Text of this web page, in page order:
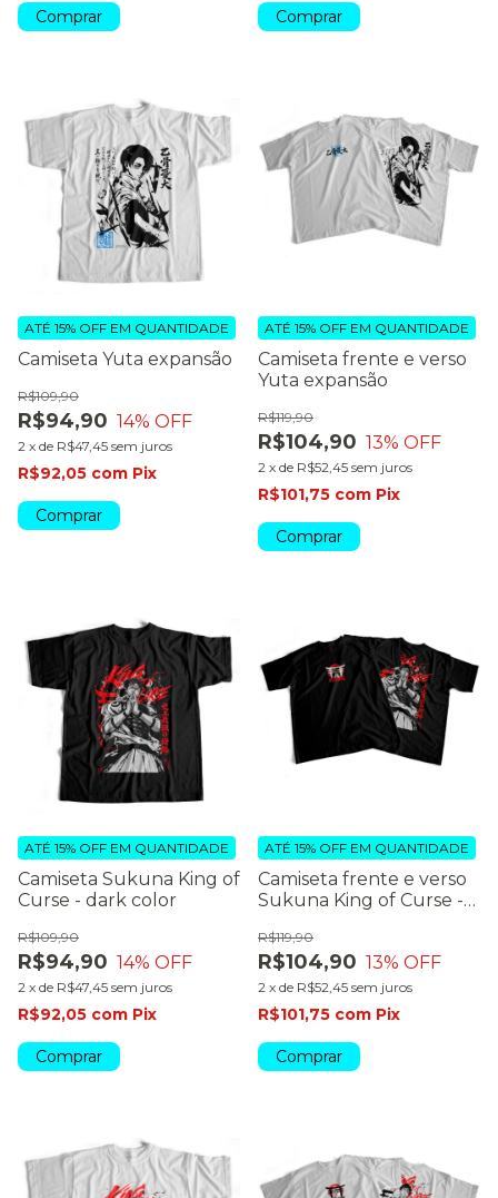
Comprar Comprar
Camiseta Yuta expansão
R$94,90
R$109,90
14% OFF
2 x de R$47,45 sem juros
ATÉ 15% OFF EM QUANTIDADE
R$92,05 com Pix
Comprar
Camiseta frente e verso
Yuta expansão
R$104,90
R$119,90
13% OFF
2 x de R$52,45 sem juros
ATÉ 15% OFF EM QUANTIDADE
R$101,75 com Pix
Comprar
Camiseta Sukuna King of
Curse - dark color
R$94,90
R$109,90
14% OFF
2 x de R$47,45 sem juros
ATÉ 15% OFF EM QUANTIDADE
R$92,05 com Pix
Comprar
Camiseta frente e verso
Sukuna King of Curse -
R$104,90
R$119,90
13% OFF
2 x de R$52,45 sem juros
ATÉ 15% OFF EM QUANTIDADE
R$101,75 com Pix
Comprar